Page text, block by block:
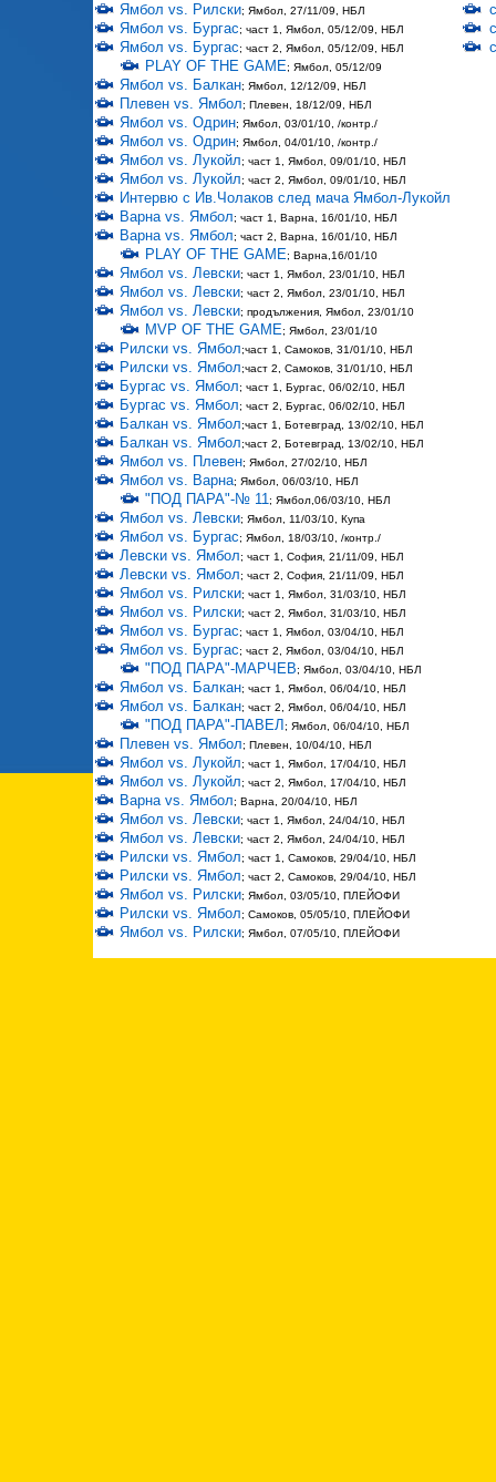
Ямбол vs. Рилски; Ямбол, 27/11/09, НБЛ
Ямбол vs. Бургас; част 1, Ямбол, 05/12/09, НБЛ
Ямбол vs. Бургас; част 2, Ямбол, 05/12/09, НБЛ
PLAY OF THE GAME; Ямбол, 05/12/09
Ямбол vs. Балкан; Ямбол, 12/12/09, НБЛ
Плевен vs. Ямбол; Плевен, 18/12/09, НБЛ
Ямбол vs. Одрин; Ямбол, 03/01/10, /контр./
Ямбол vs. Одрин; Ямбол, 04/01/10, /контр./
Ямбол vs. Лукойл; част 1, Ямбол, 09/01/10, НБЛ
Ямбол vs. Лукойл; част 2, Ямбол, 09/01/10, НБЛ
Интервю с Ив.Чолаков след мача Ямбол-Лукойл
Варна vs. Ямбол; част 1, Варна, 16/01/10, НБЛ
Варна vs. Ямбол; част 2, Варна, 16/01/10, НБЛ
PLAY OF THE GAME; Варна,16/01/10
Ямбол vs. Левски; част 1, Ямбол, 23/01/10, НБЛ
Ямбол vs. Левски; част 2, Ямбол, 23/01/10, НБЛ
Ямбол vs. Левски; продължения, Ямбол, 23/01/10
MVP OF THE GAME; Ямбол, 23/01/10
Рилски vs. Ямбол;част 1, Самоков, 31/01/10, НБЛ
Рилски vs. Ямбол;част 2, Самоков, 31/01/10, НБЛ
Бургас vs. Ямбол; част 1, Бургас, 06/02/10, НБЛ
Бургас vs. Ямбол; част 2, Бургас, 06/02/10, НБЛ
Балкан vs. Ямбол;част 1, Ботевград, 13/02/10, НБЛ
Балкан vs. Ямбол;част 2, Ботевград, 13/02/10, НБЛ
Ямбол vs. Плевен; Ямбол, 27/02/10, НБЛ
Ямбол vs. Варна; Ямбол, 06/03/10, НБЛ
"ПОД ПАРА"-№ 11; Ямбол,06/03/10, НБЛ
Ямбол vs. Левски; Ямбол, 11/03/10, Купа
Ямбол vs. Бургас; Ямбол, 18/03/10, /контр./
Левски vs. Ямбол; част 1, София, 21/11/09, НБЛ
Левски vs. Ямбол; част 2, София, 21/11/09, НБЛ
Ямбол vs. Рилски; част 1, Ямбол, 31/03/10, НБЛ
Ямбол vs. Рилски; част 2, Ямбол, 31/03/10, НБЛ
Ямбол vs. Бургас; част 1, Ямбол, 03/04/10, НБЛ
Ямбол vs. Бургас; част 2, Ямбол, 03/04/10, НБЛ
"ПОД ПАРА"-МАРЧЕВ; Ямбол, 03/04/10, НБЛ
Ямбол vs. Балкан; част 1, Ямбол, 06/04/10, НБЛ
Ямбол vs. Балкан; част 2, Ямбол, 06/04/10, НБЛ
"ПОД ПАРА"-ПАВЕЛ ; Ямбол, 06/04/10, НБЛ
Плевен vs. Ямбол; Плевен, 10/04/10, НБЛ
Ямбол vs. Лукойл; част 1, Ямбол, 17/04/10, НБЛ
Ямбол vs. Лукойл; част 2, Ямбол, 17/04/10, НБЛ
Варна vs. Ямбол; Варна, 20/04/10, НБЛ
Ямбол vs. Левски; част 1, Ямбол, 24/04/10, НБЛ
Ямбол vs. Левски; част 2, Ямбол, 24/04/10, НБЛ
Рилски vs. Ямбол; част 1, Самоков, 29/04/10, НБЛ
Рилски vs. Ямбол; част 2, Самоков, 29/04/10, НБЛ
Ямбол vs. Рилски; Ямбол, 03/05/10, ПЛЕЙОФИ
Рилски vs. Ямбол; Самоков, 05/05/10, ПЛЕЙОФИ
Ямбол vs. Рилски; Ямбол, 07/05/10, ПЛЕЙОФИ